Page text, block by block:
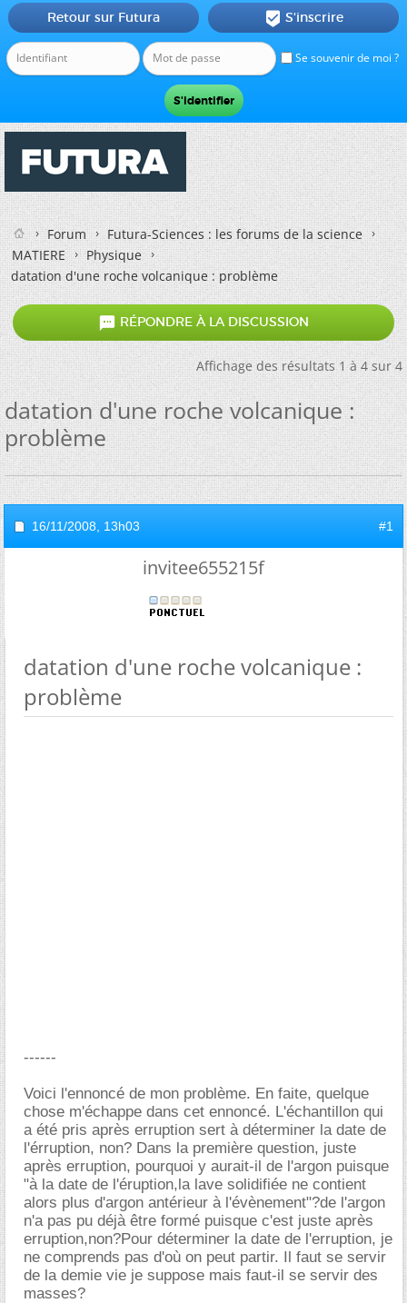
Se souvenir de moi ?
Retour sur Futura  S'inscrire
Forum
Futura-Sciences : les forums de la science
MATIERE
Physique
datation d'une roche volcanique : problème
 RÉPONDRE À LA DISCUSSION
Affichage des résultats 1 à 4 sur 4
datation d'une roche volcanique :
problème
16/11/2008, 13h03 #1
invitee655215f
datation d'une roche volcanique :
problème
------
Voici l'ennoncé de mon problème. En faite, quelque
chose m'échappe dans cet ennoncé. L'échantillon qui
a été pris après erruption sert à déterminer la date de
l'érruption, non? Dans la première question, juste
après erruption, pourquoi y aurait-il de l'argon puisque
"à la date de l'éruption,la lave solidifiée ne contient
alors plus d'argon antérieur à l'évènement"?de l'argon
n'a pas pu déjà être formé puisque c'est juste après
erruption,non?Pour déterminer la date de l'erruption, je
ne comprends pas d'où on peut partir. Il faut se servir
de la demie vie je suppose mais faut-il se servir des
masses?